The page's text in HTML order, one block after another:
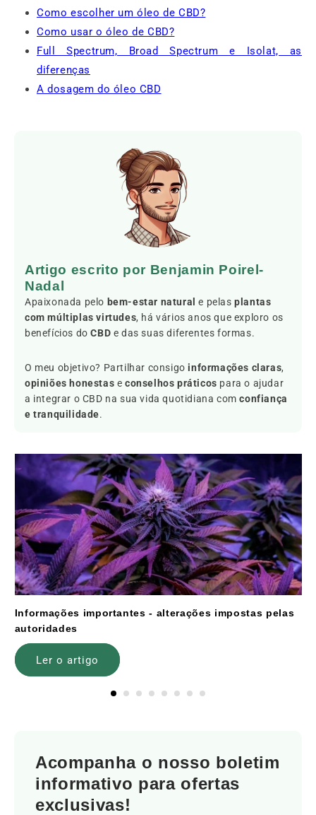
Como escolher um óleo de CBD?
Como usar o óleo de CBD?
Full Spectrum, Broad Spectrum e Isolat, as
diferenças
A dosagem do óleo CBD
Artigo escrito por Benjamin Poirel-
Nadal
Apaixonada pelo bem-estar natural e pelasplantas
com múltiplas virtudes, há vários anos que exploro os
benefícios doCBD e das suas diferentes formas.
O meu objetivo? Partilhar consigoinformações claras,
opiniões honestas econselhos práticos para o ajudar
a integrar o CBD na sua vida quotidiana comconfiança
e tranquilidade.
Informações importantes - alterações impostas pelas
autoridades
Ler o artigo
Acompanha o nosso boletim
informativo para ofertas
exclusivas!